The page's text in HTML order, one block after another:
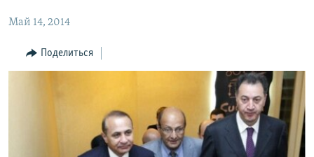
основной
Перейти
ЭКОНОМИКА
РЕГИОН
Май 14, 2014
Поделиться